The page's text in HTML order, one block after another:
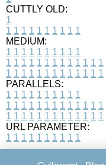
CUTTLY OLD:
1
1 1 1 1 1 1 1 1 1 1
MEDIUM:
1 1 1 1 1 1 1 1 1 1
1 1 1 1 1 1 1 1 1 1 1 1 1
1 1 1 1 1 1 1 1 1 1 1 1 1
PARALLELS:
1 1 1 1 1 1 1 1 1 1
1 1 1 1 1 1 1 1 1 1 1 1 1
1 1 1 1 1 1 1 1 1 1 1 1 1
URL PARAMETER:
1 1 1 1 1 1 1 1 1 1